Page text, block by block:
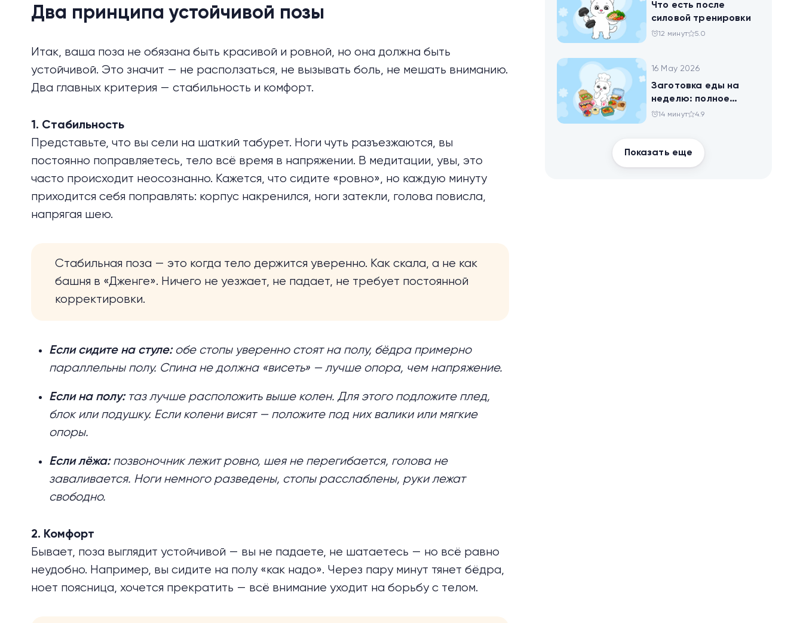
Два принципа устойчивой позы
Итак, ваша поза не обязана быть красивой и ровной, но она должна быть
устойчивой. Это значит — не расползаться, не вызывать боль, не мешать вниманию.
Два главных критерия — стабильность и комфорт.
1. Стабильность
Представьте, что вы сели на шаткий табурет. Ноги чуть разъезжаются, вы
постоянно поправляетесь, тело всё время в напряжении. В медитации, увы, это
часто происходит неосознанно. Кажется, что сидите «ровно», но каждую минуту
приходится себя поправлять: корпус накренился, ноги затекли, голова повисла,
напрягая шею.
Стабильная поза — это когда тело держится уверенно. Как скала, а не как
башня в «Дженге». Ничего не уезжает, не падает, не требует постоянной
корректировки.
Если сидите на стуле:обе стопы уверенно стоят на полу, бёдра примерно
параллельны полу. Спина не должна «висеть» — лучше опора, чем напряжение.
Если на полу:таз лучше расположить выше колен. Для этого подложите плед,
блок или подушку. Если колени висят — положите под них валики или мягкие
опоры.
Если лёжа: позвоночник лежит ровно, шея не перегибается, голова не
заваливается. Ноги немного разведены, стопы расслаблены, руки лежат
свободно.
2. Комфорт
Бывает, поза выглядит устойчивой — вы не падаете, не шатаетесь — но всё равно
неудобно. Например, вы сидите на полу «как надо». Через пару минут тянет бёдра,
ноет поясница, хочется прекратить — всё внимание уходит на борьбу с телом.
Что есть после
силовой тренировки
12 минут 5.0
16 May 2026
Заготовка еды на
неделю: полное
руководство для
14 минут 4.9
Показать еще